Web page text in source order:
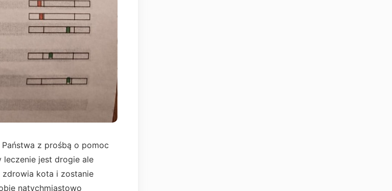
z prośbą o pomoc
jest drogie ale
zdrowia kota i zostanie
natychmiastowo